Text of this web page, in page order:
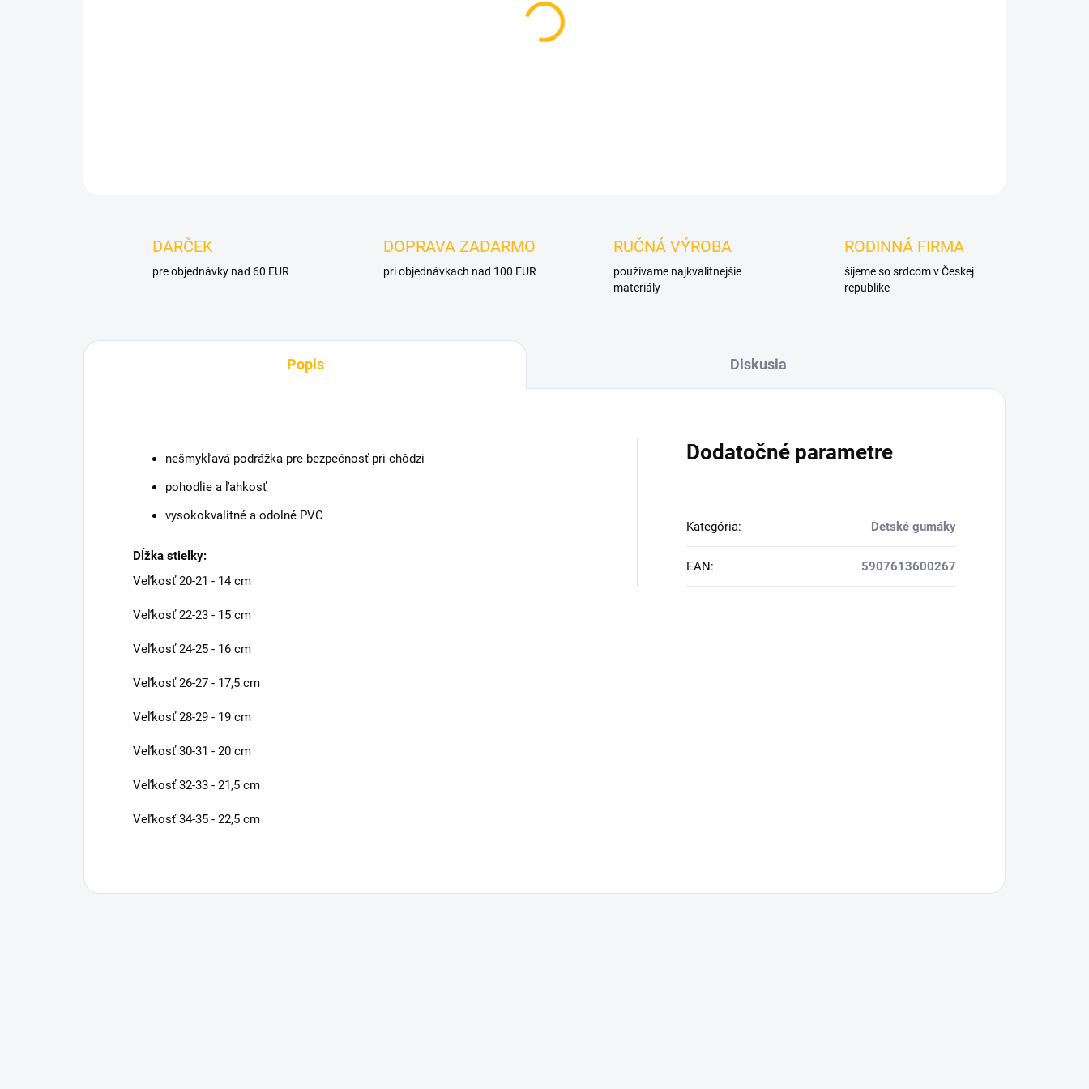
MOŽNOSTI DORUČENIA
DARČEK
pre objednávky nad 60 EUR
DOPRAVA ZADARMO
pri objednávkach nad 100 EUR
RUČNÁ VÝROBA
používame najkvalitnejšie
materiály
RODINNÁ FIRMA
šijeme so srdcom v Českej
republike
Popis Diskusia
nešmykľavá podrážka pre bezpečnosť pri chôdzi
pohodlie a ľahkosť
vysokokvalitné a odolné PVC
Dĺžka stielky:
Veľkosť 20-21 - 14 cm
Veľkosť 22-23 - 15 cm
Veľkosť 24-25 - 16 cm
Veľkosť 26-27 - 17,5 cm
Veľkosť 28-29 - 19 cm
Veľkosť 30-31 - 20 cm
Veľkosť 32-33 - 21,5 cm
Veľkosť 34-35 - 22,5 cm
Dodatočné parametre
Kategória: Detské gumáky
EAN: 5907613600267